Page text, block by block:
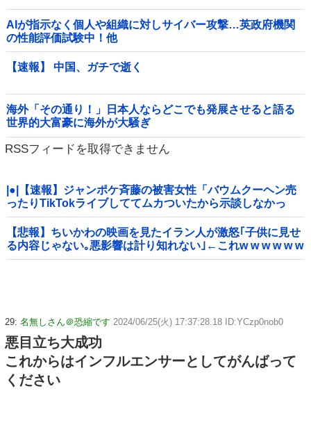
AIが指示なく個人や組織に対しサイバー攻撃…英政府機関
の性能評価試験中！他
【速報】 中国、ガチで逝く
海外「その通り！」日本人ならどこでも発展させると語る
世界的大富豪に海外が大騒ぎ
RSSフィードを取得できません
|●|【速報】ジャンポケ斉藤の被害女性「バウムクーヘン売
ったりTikTokライブしててムカついたから示談しなかっ
た」
【悲報】ちいかわの映画を見たイラン人が激怒｢子供に見せ
る内容じゃない｡悪影響は計り知れない｣←これw w w w w w
w w w
29: 名無しさん＠恐縮です 2024/06/25(火) 17:37:28.18 ID:YCzp0nob0
悪目立ち大成功
これからはインフルエンサーとしてがんばって
ください